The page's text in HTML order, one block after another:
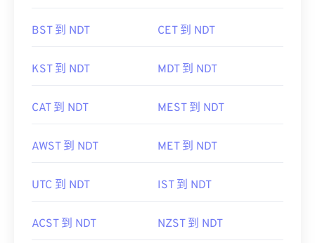
BST 到 NDT CET 到 NDT
KST 到 NDT MDT 到 NDT
CAT 到 NDT MEST 到 NDT
AWST 到 NDT MET 到 NDT
UTC 到 NDT IST 到 NDT
ACST 到 NDT NZST 到 NDT